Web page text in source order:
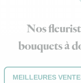
Nos
bouquets à